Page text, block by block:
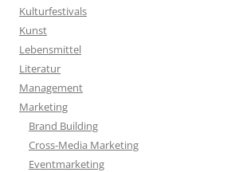
Kulturfestivals
Kunst
Lebensmittel
Literatur
Management
Marketing
Brand Building
Cross-Media Marketing
Eventmarketing